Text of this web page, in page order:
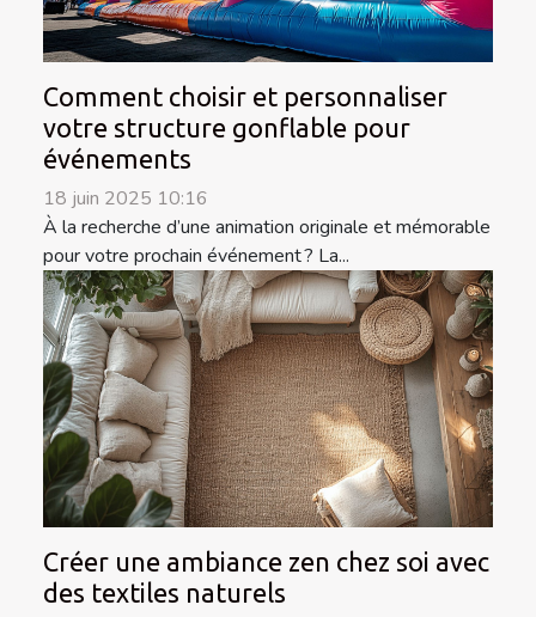
Comment choisir et personnaliser
votre structure gonflable pour
événements
18 juin 2025 10:16
À la recherche d’une animation originale et mémorable
pour votre prochain événement ? La...
Créer une ambiance zen chez soi avec
des textiles naturels